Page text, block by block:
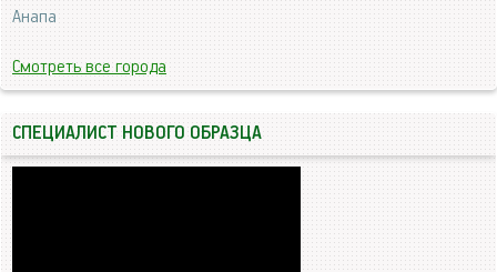
Анапа
Смотреть все города
СПЕЦИАЛИСТ НОВОГО ОБРАЗЦА